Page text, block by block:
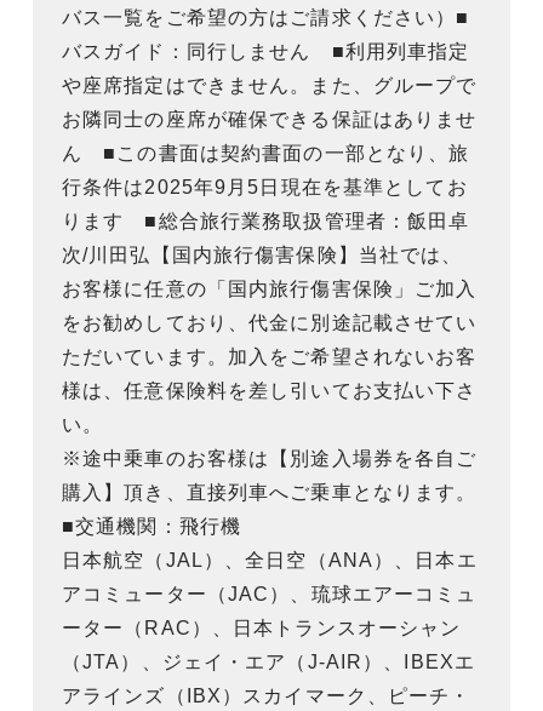
バス一覧をご希望の方はご請求ください）■
バスガイド：同行しません ■利用列車指定
や座席指定はできません。また、グループで
お隣同士の座席が確保できる保証はありませ
ん ■この書面は契約書面の一部となり、旅
行条件は2025年9月5日現在を基準としてお
ります ■総合旅行業務取扱管理者：飯田卓
次/川田弘【国内旅行傷害保険】当社では、
お客様に任意の「国内旅行傷害保険」ご加入
をお勧めしており、代金に別途記載させてい
ただいています。加入をご希望されないお客
様は、任意保険料を差し引いてお支払い下さ
い。
※途中乗車のお客様は【別途入場券を各自ご
購入】頂き、直接列車へご乗車となります。
■交通機関：飛行機
日本航空（JAL）、全日空（ANA）、日本エ
アコミューター（JAC）、琉球エアーコミュ
ーター（RAC）、日本トランスオーシャン
（JTA）、ジェイ・エア（J-AIR）、IBEXエ
アラインズ（IBX）スカイマーク、ピーチ・